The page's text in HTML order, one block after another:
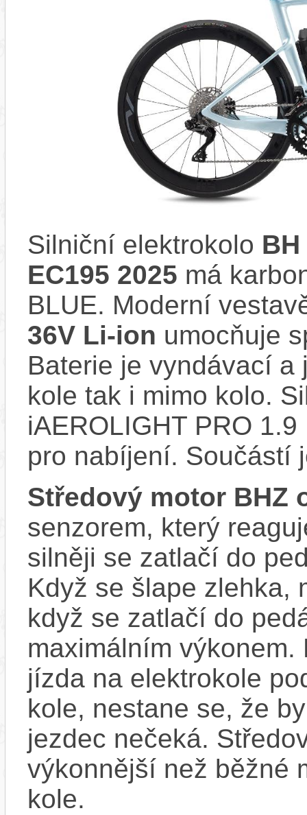
Silniční elektrokolo BH
EC195 2025 má
BLUE. Moderní
36V Li-ion umocňuje
Baterie je vyndávací
kole tak i mimo kolo.
iAEROLIGHT PRO
pro nabíjení. Součástí
Středový motor BHZ
senzorem, který
silněji se zatlačí do
Když se šlape zlehka,
když se zatlačí do
maximálním
jízda na elektrokole
kole, nestane se, že
jezdec nečeká.
výkonnější než běžné
kole.